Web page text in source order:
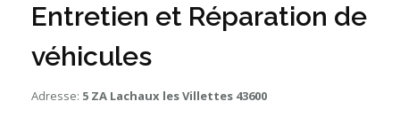
Entretien et Réparation de
véhicules
Adresse: 5 ZA Lachaux les Villettes 43600